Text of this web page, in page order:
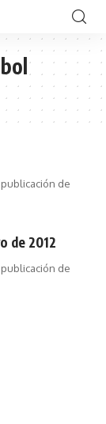
de
de 2012
de